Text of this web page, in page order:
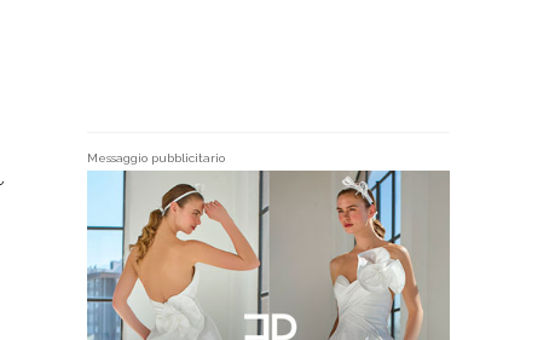
Messaggio pubblicitario